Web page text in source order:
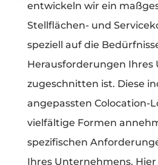
entwickeln wir ein
Stellflächen- und
speziell auf die
Herausforderungen Ihres
zugeschnitten ist. Diese
angepassten Colocation-
vielfältige Formen
spezifischen
Ihres Unternehmens.